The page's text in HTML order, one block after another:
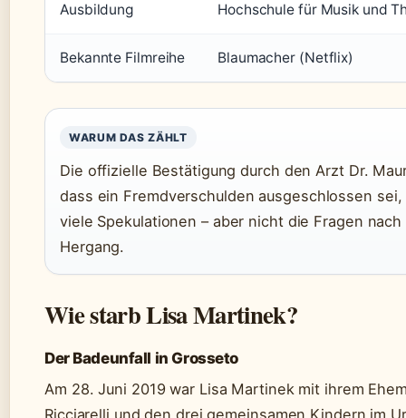
Ausbildung Hochschule für Musik und
Bekannte Filmreihe Blaumacher (Netflix)
WARUM DAS ZÄHLT
Die offizielle Bestätigung durch den Arzt Dr.
dass ein Fremdverschulden ausgeschlossen
viele Spekulationen – aber nicht die Fragen
Hergang.
Wie starb Lisa Martinek?
Der Badeunfall in Grosseto
Am 28. Juni 2019 war Lisa Martinek mit ihrem
Ricciarelli und den drei gemeinsamen Kindern im